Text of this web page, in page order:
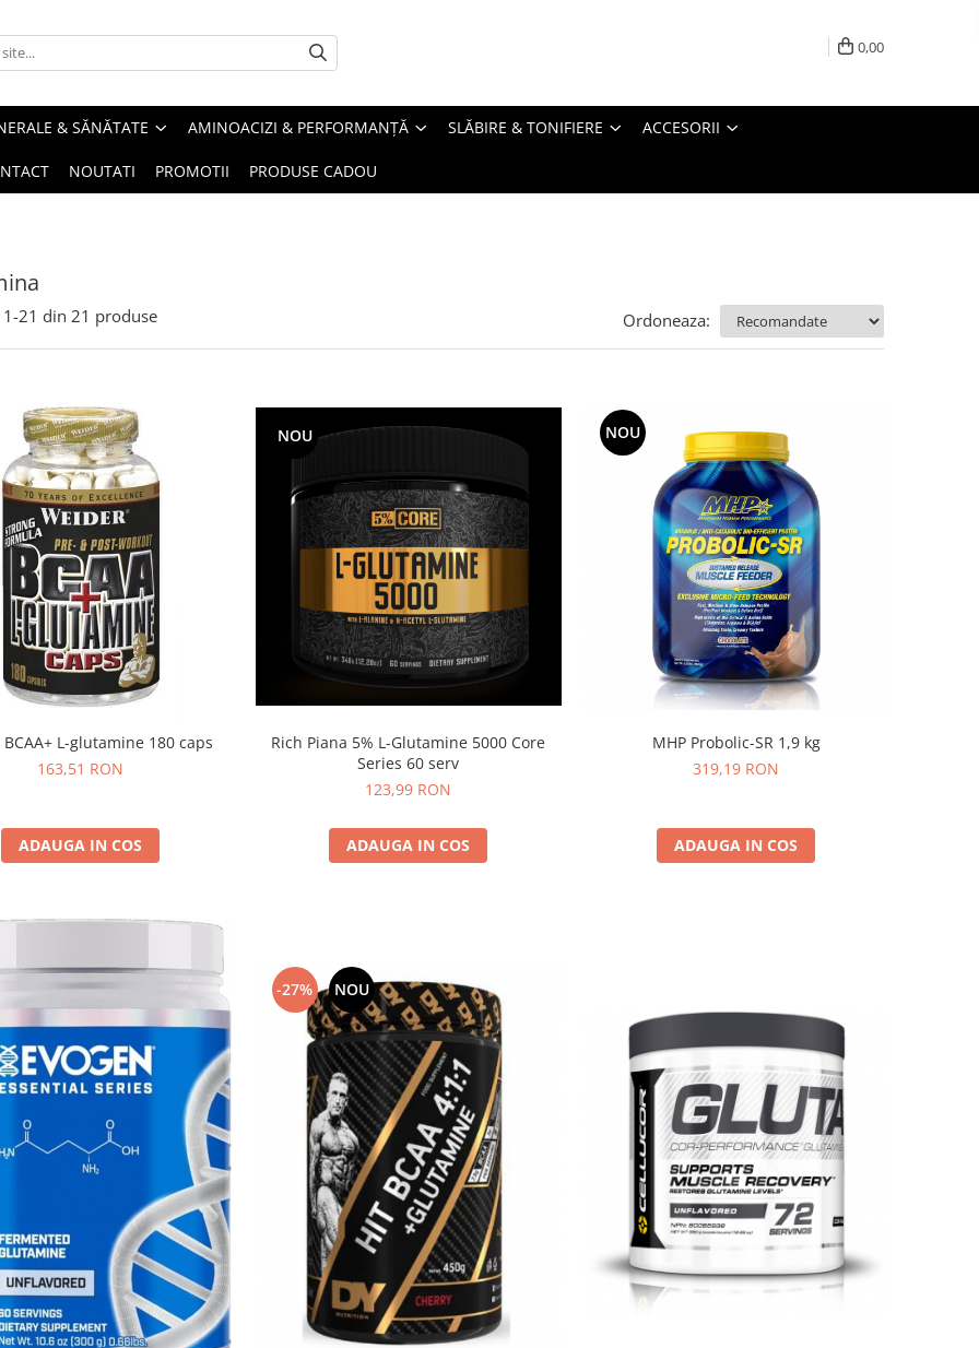
0,00
& SĂNĂTATE AMINOACIZI & PERFORMANȚĂ SLĂBIRE & TONIFIERE ACCESORII
NOUTATI PROMOTII PRODUSE CADOU
1-21 din 21 produse Ordoneaza:
L-glutamine 180 caps
163,51 RON
ADAUGA IN COS
NOU
Rich Piana 5% L-Glutamine 5000 Core
Series 60 serv
123,99 RON
ADAUGA IN COS
NOU
MHP Probolic-SR 1,9 kg
319,19 RON
ADAUGA IN COS
-27% NOU